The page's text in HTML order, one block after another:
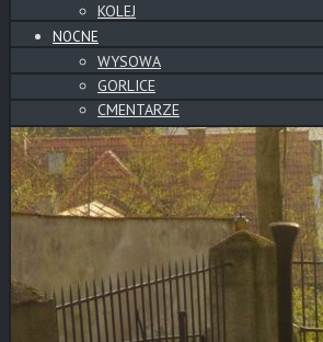
KOLEJ
NOCNE
WYSOWA
GORLICE
CMENTARZE
POZOSTAŁE
PANORAMY
PANORAMY CYLINDRYCZNE
CMENTARZE
SŁOWACKIE ZAMKI
WYSOWA
BESKID NISKI
GÓRY
TATRY